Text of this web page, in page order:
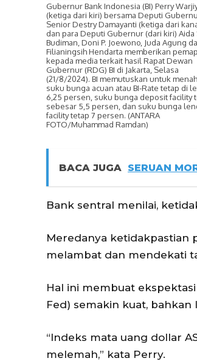
Gubernur Bank Indonesia (BI) Perry
(ketiga dari kiri) bersama Deputi
Senior Destry Damayanti (ketiga dari
dan para Deputi Gubernur (dari kiri) Aida
Budiman, Doni P. Joewono, Juda Agung
Filianingsih Hendarta memberikan
kepada media terkait hasil Rapat Dewan
Gubernur (RDG) BI di Jakarta, Selasa
(21/8/2024). BI memutuskan untuk
suku bunga acuan atau BI-Rate tetap di
6,25 persen, suku bunga deposit facility
sebesar 5,5 persen, dan suku bunga
facility tetap 7 persen. (ANTARA
FOTO/Muhammad Ramdan)
BACA JUGA SERUAN
Bank sentral menilai,
Meredanya ketidakpastian
melambat dan mendekati
Hal ini membuat
Fed) semakin kuat,
“Indeks mata uang dollar
melemah,” kata Perry.